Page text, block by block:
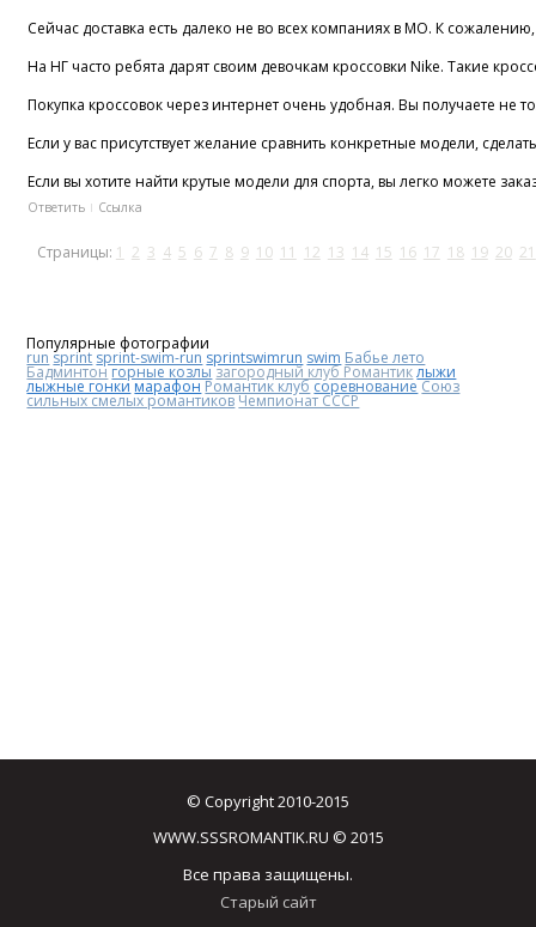
Сейчас доставка есть далеко не во всех компаниях в МО. К
На НГ часто ребята дарят своим девочкам кроссовки Nike. Такие
Покупка кроссовок через интернет очень удобная. Вы получаете не
Если у вас присутствует желание сравнить конкретные модели,
Если вы хотите найти крутые модели для спорта, вы легко можете
Ответить Ссылка
Страницы: 1 2 3 4 5 6 7 8 9 10 11 12 13 14 15 16 17 18 19 20 21
Популярные фотографии
run sprint sprint-swim-run sprintswimrun swim Бабье лето
Бадминтонгорные козлы загородный клуб Романтиклыжи
лыжные гонки марафонРомантик клубсоревнованиеСоюз
сильных смелых романтиковЧемпионат СССР
© Copyright 2010-2015
WWW.SSSROMANTIK.RU © 2015
Все права защищены.
Старый сайт